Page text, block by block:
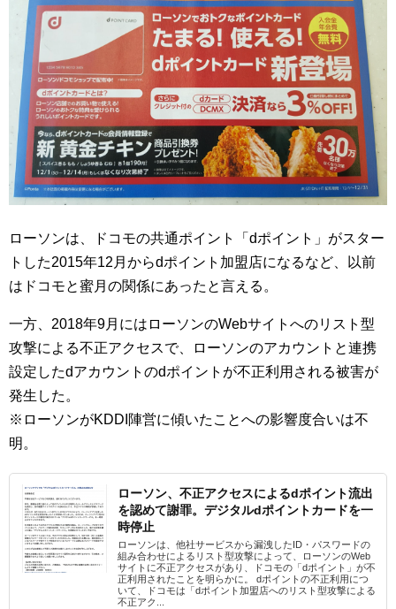
ローソンは、ドコモの共通ポイント「dポイント」がスター
トした2015年12月からdポイント加盟店になるなど、以前
はドコモと蜜月の関係にあったと言える。
一方、2018年9月にはローソンのWebサイトへのリスト型
攻撃による不正アクセスで、ローソンのアカウントと連携
設定したdアカウントのdポイントが不正利用される被害が
発生した。
※ローソンがKDDI陣営に傾いたことへの影響度合いは不
明。
ローソン、不正アクセスによるdポイント流出
を認めて謝罪。デジタルdポイントカードを一
時停止
ローソンは、他社サービスから漏洩したID・パスワードの
組み合わせによるリスト型攻撃によって、ローソンのWeb
サイトに不正アクセスがあり、ドコモの「dポイント」が不
正利用されたことを明らかに。 dポイントの不正利用につ
いて、ドコモは「dポイント加盟店へのリスト型攻撃による
不正アク...